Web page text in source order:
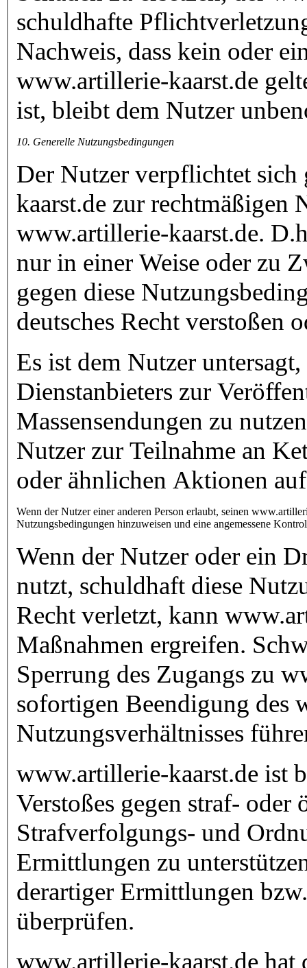
schuldhafte
Nachweis, dass kein oder
www.artillerie-kaarst.de
ist, bleibt dem Nutzer
10. Generelle Nutzungsbedingungen
Der Nutzer verpflichtet
kaarst.de zur rechtmäßigen
www.artillerie-kaarst.de.
nur in einer Weise oder zu
gegen diese
deutsches Recht verstoßen
Es ist dem Nutzer
Dienstanbieters zur
Massensendungen zu
Nutzer zur Teilnahme an
oder ähnlichen Aktionen
Wenn der Nutzer einer anderen Person erlaubt, seinen
Nutzungsbedingungen hinzuweisen und eine angemessene
Wenn der Nutzer oder ein
nutzt, schuldhaft diese
Recht verletzt, kann
Maßnahmen ergreifen.
Sperrung des Zugangs zu
sofortigen Beendigung des
Nutzungsverhältnisses
www.artillerie-kaarst.de ist
Verstoßes gegen straf-
Strafverfolgungs- und
Ermittlungen zu
derartiger Ermittlungen
überprüfen.
www.artillerie-kaarst.de hat